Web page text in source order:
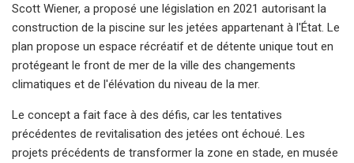
Scott Wiener, a proposé une législation en 2021 autorisant la
construction de la piscine sur les jetées appartenant à l'État. Le
plan propose un espace récréatif et de détente unique tout en
protégeant le front de mer de la ville des changements
climatiques et de l'élévation du niveau de la mer.
Le concept a fait face à des défis, car les tentatives
précédentes de revitalisation des jetées ont échoué. Les
projets précédents de transformer la zone en stade, en musée